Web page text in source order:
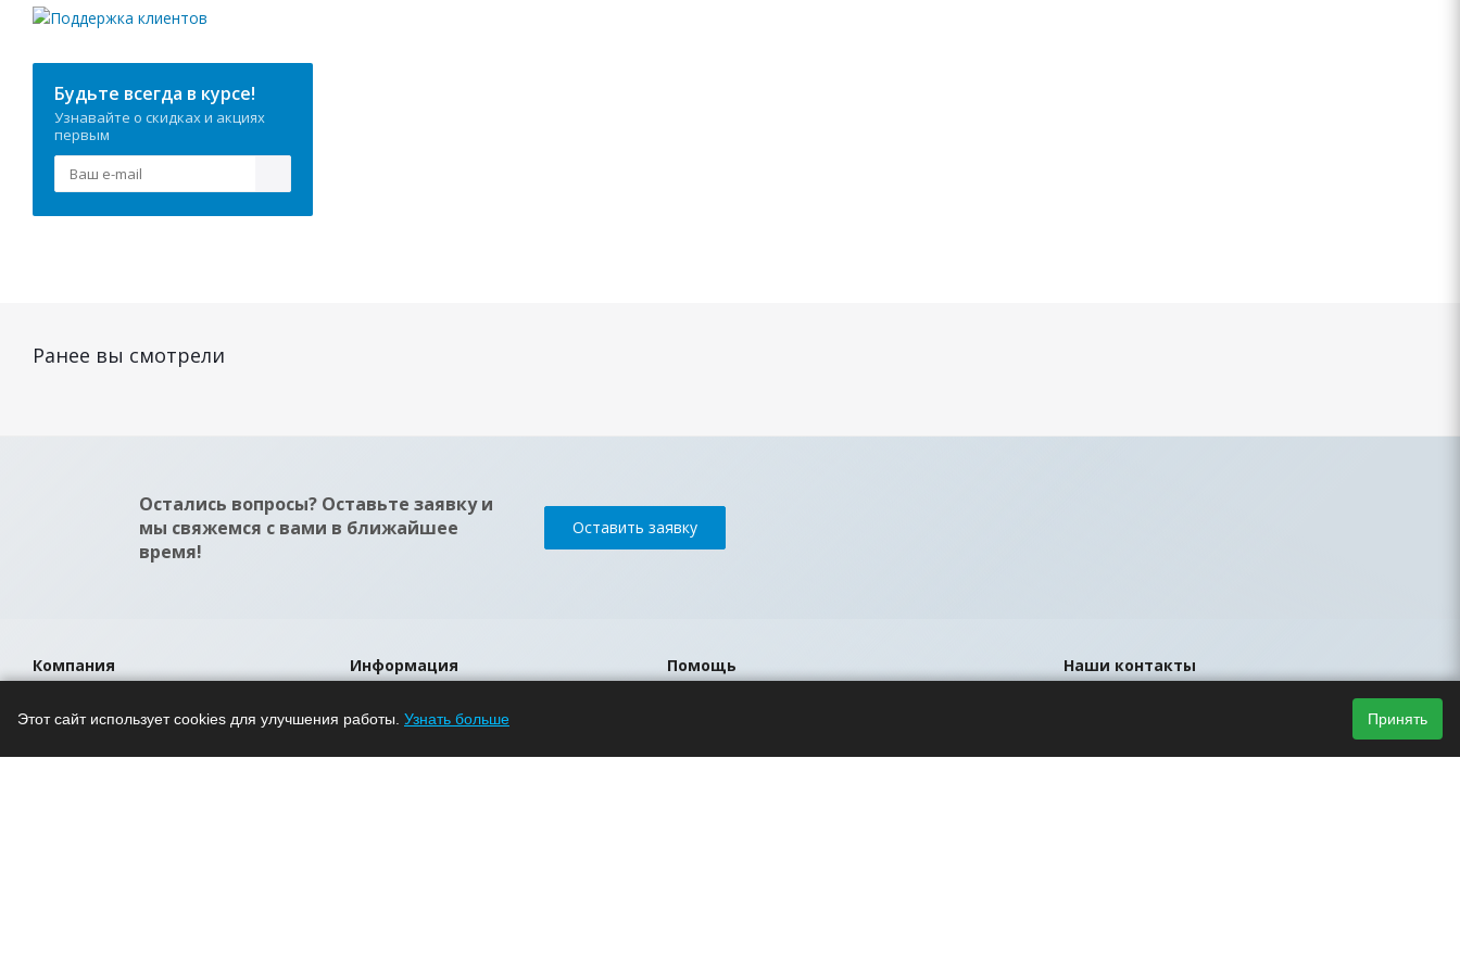
Будьте всегда в курсе!
Узнавайте о скидках и акциях
первым
Ранее вы смотрели
Остались вопросы? Оставьте заявку и
мы свяжемся с вами в ближайшее
время!
Оставить заявку
Компания
О компании
Информация
Помощь
Помощь Наши контакты
sales@led-portal.ru
Этот сайт использует cookies для улучшения работы. Узнать больше Принять